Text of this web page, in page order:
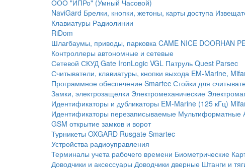
ООО "ИПРо" (Умный Часовой)
NaviGard Брелки, кнопки, жетоны, карты доступа
Клавиатуры Радиолинии
RiDom
Шлагбаумы, приводы, парковка CAME NICE DOORHAN
Контроллеры автономные и сетевые
Сетевой СКУД Gate IronLogic VGL Патруль Quest Parsec
Считыватели, клавиатуры, кнопки выхода EM-Marine,
Программное обеспечение Smartec Стойки для
Замки, электрозащелки Электромеханические
Идентификаторы и дубликаторы EM-Marine (125 кГц)
Идентификаторы перезаписываемые Мультиформатные
GSM открытие замков и ворот
Турникеты OXGARD Rusgate Smartec
Устройства радиоуправления
Терминалы учета рабочего времени Биометрические
Доводчики и аксессуары Доводчики дверные Штанги и